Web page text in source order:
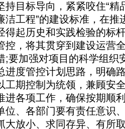
持目标导向，紧紧咬住“精
洁工程”的建设标准，在推
得起历史和实践检验的标
控，将其贯穿到建设运营
;要加强对项目的科学组织
进度管控计划思路，明确
工期控制为统领，兼顾安
进各项工作，确保按期顺
位、各部门要有责任意识
大放小、求同存异、有所